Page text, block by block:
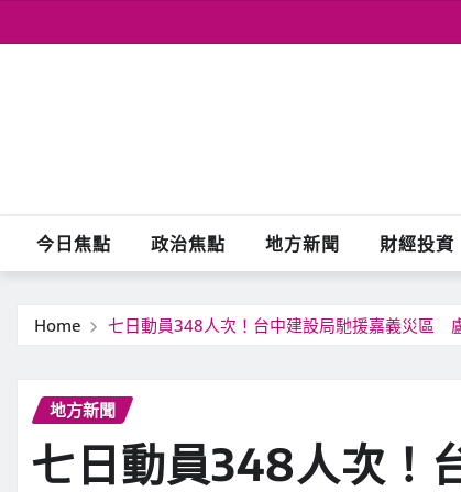
to
今日焦點 政治焦點 地方新聞 財經投資
Home 七日動員348人次！台中建設局馳援嘉義災區
地方新聞
七日動員348人次！